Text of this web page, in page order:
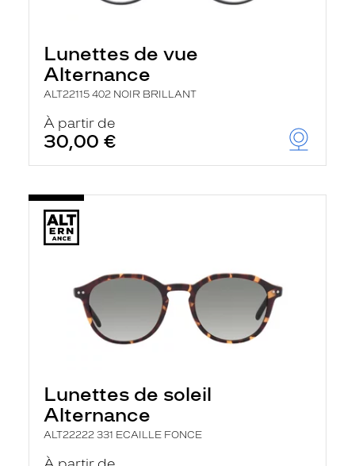
Lunettes de vue
Alternance
ALT22115 402 NOIR BRILLANT
À partir de
30,00 €
Lunettes de soleil
Alternance
ALT22222 331 ECAILLE FONCE